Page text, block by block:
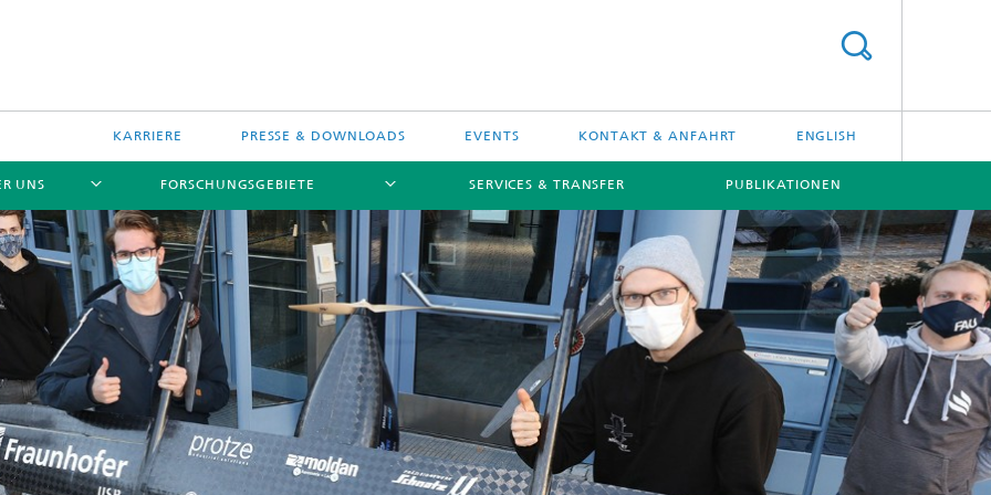
KARRIERE PRESSE & DOWNLOADS EVENTS KONTAKT & ANFAHRT ENGLISH
UNS
[X]
FORSCHUNGSGEBIETE
[X]
SERVICES & TRANSFER PUBLIKATIONEN